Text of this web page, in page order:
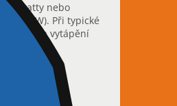
watty nebo
kW). Při typické
domu na vytápění
v Kč: